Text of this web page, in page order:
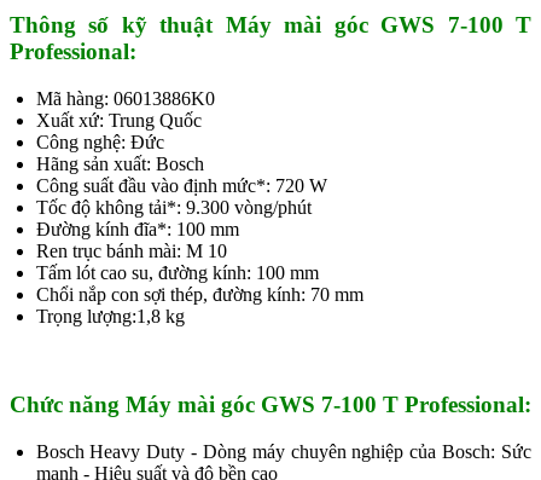
Thông số kỹ thuật Máy mài góc GWS 7-100 T
Professional:
Mã hàng: 06013886K0
Xuất xứ: Trung Quốc
Công nghệ: Đức
Hãng sản xuất: Bosch
Công suất đầu vào định mức*: 720 W
Tốc độ không tải*: 9.300 vòng/phút
Đường kính đĩa*: 100 mm
Ren trục bánh mài: M 10
Tấm lót cao su, đường kính: 100 mm
Chổi nắp con sợi thép, đường kính: 70 mm
Trọng lượng:1,8 kg
Chức năng Máy mài góc GWS 7-100 T Professional:
Bosch Heavy Duty - Dòng máy chuyên nghiệp của Bosch: Sức
mạnh - Hiệu suất và độ bền cao